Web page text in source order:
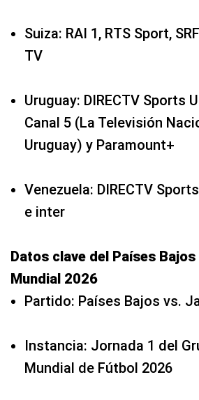
Suiza: RAI 1, RTS Sport,
TV
Uruguay: DIRECTV Sports
Canal 5 (La Televisión
Uruguay) y Paramount+
Venezuela: DIRECTV
e inter
Datos clave del Países
Mundial 2026
Partido: Países Bajos vs.
Instancia: Jornada 1 del
Mundial de Fútbol 2026